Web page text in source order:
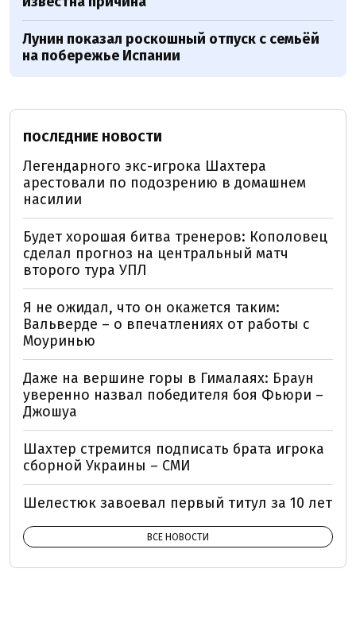
Лунин показал роскошный отпуск с семьёй
на побережье Испании
ПОСЛЕДНИЕ НОВОСТИ
Легендарного экс-игрока Шахтера
арестовали по подозрению в домашнем
насилии
Будет хорошая битва тренеров: Кополовец
сделал прогноз на центральный матч
второго тура УПЛ
Я не ожидал, что он окажется таким:
Вальверде – о впечатлениях от работы с
Моуринью
Даже на вершине горы в Гималаях: Браун
уверенно назвал победителя боя Фьюри –
Джошуа
Шахтер стремится подписать брата игрока
сборной Украины – СМИ
Шелестюк завоевал первый титул за 10 лет
ВСЕ НОВОСТИ